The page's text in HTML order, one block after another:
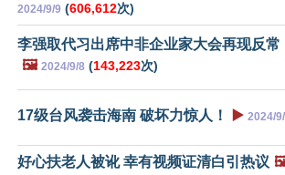
2024/9/9 (606,612次)
李强取代习出席中非企业家大会再现反常
🖼️ 2024/9/8 (143,223次)
17级台风袭击海南 破坏力惊人！ ▶️ 2024/
好心扶老人被讹 幸有视频证清白引热议